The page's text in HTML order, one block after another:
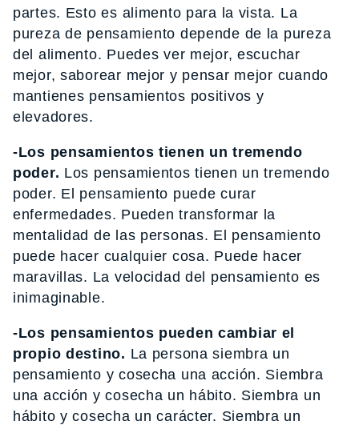
partes. Esto es alimento para la vista. La
pureza de pensamiento depende de la pureza
del alimento. Puedes ver mejor, escuchar
mejor, saborear mejor y pensar mejor cuando
mantienes pensamientos positivos y
elevadores.
-Los pensamientos tienen un tremendo
poder. Los pensamientos tienen un tremendo
poder. El pensamiento puede curar
enfermedades. Pueden transformar la
mentalidad de las personas. El pensamiento
puede hacer cualquier cosa. Puede hacer
maravillas. La velocidad del pensamiento es
inimaginable.
-Los pensamientos pueden cambiar el
propio destino. La persona siembra un
pensamiento y cosecha una acción. Siembra
una acción y cosecha un hábito. Siembra un
hábito y cosecha un carácter. Siembra un